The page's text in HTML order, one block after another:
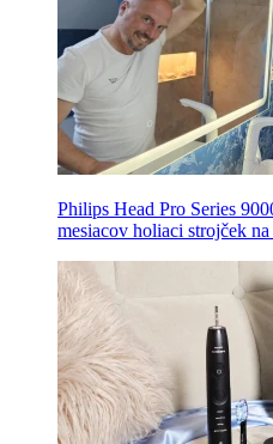
Philips Head Pro Series
mesiacov holiaci strojček